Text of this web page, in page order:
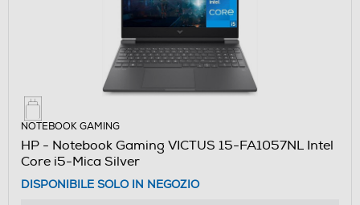
NOTEBOOK GAMING
HP - Notebook Gaming VICTUS 15-FA1057NL Intel
Core i5-Mica Silver
DISPONIBILE SOLO IN NEGOZIO